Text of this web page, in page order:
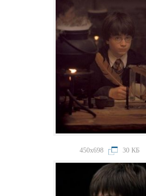
450x698 30 КБ